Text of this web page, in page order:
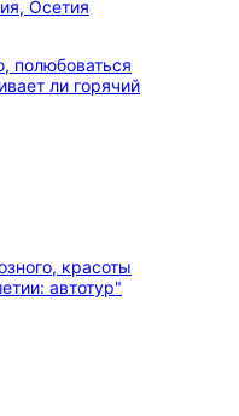
Осетия
полюбоваться
ли горячий